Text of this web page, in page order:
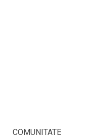
COMUNITATE